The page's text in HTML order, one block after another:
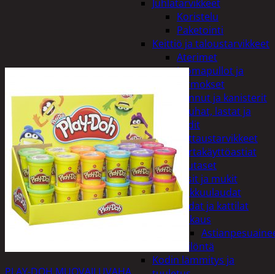
Juhlatarvikkeet
Koristelu
Paketointi
Keittiö ja taloustarvikkeet
Aterimet
Juomapullot ja
termokset
Kannut ja kanisterit
Kauhat, lastat ja
sudit
Kattaustarvikkeet
Kertakäyttöastiat
Lautaset
Lasit ja mukit
Leikkuulaudat
Padat ja kattilat
Tiskaus
Säilöntä
Kodin lämmitys ja